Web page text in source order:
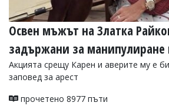
Освен мъжът на Златка
задържани за манипулиране
Акцията срещу Карен и аверите му е
заповед за арест
прочетено 8977 пъти